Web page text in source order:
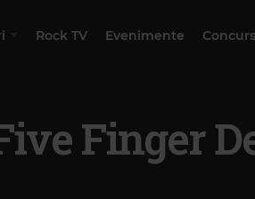
Rock TV Evenimente
Finger